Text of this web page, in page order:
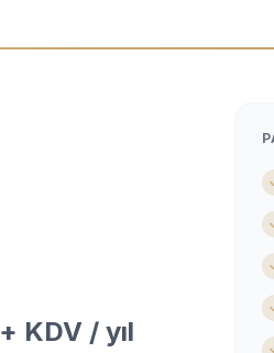
+ KDV / yıl